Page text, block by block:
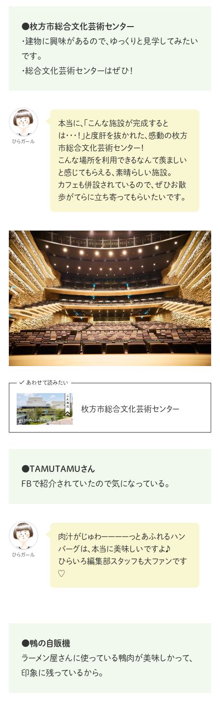
⚫枚方市総合文化芸術センター
・建物に興味があるので、ゆっくりと見学してみたい
です。
・総合文化芸術センターはぜひ！
ひらガール
本当に、「こんな施設が完成すると
は・・・！」と度肝を抜かれた、感動の枚方
市総合文化芸術センター！
こんな場所を利用できるなんて羨ましい
と感じてもらえる、素晴らしい施設。
カフェも併設されているので、ぜひお散
歩がてらに立ち寄ってもらいたいです。
あわせて読みたい
枚方市総合文化芸術センター
⚫TAMUTAMUさん
FBで紹介されていたので気になっている。
ひらガール
肉汁がじゅわーーーーっとあふれるハン
バーグは、本当に美味しいですよ♪
ひらいろ編集部スタッフも大ファンです
♡
⚫鴨の自販機
ラーメン屋さんに使っている鴨肉が美味しかって、
印象に残っているから。